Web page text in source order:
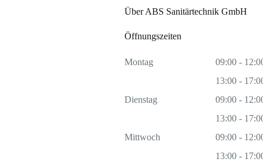
Über ABS Sanitärtechnik GmbH
Öffnungszeiten
Montag
09:00 -
13:00 -
Dienstag
09:00 -
13:00 -
Mittwoch
09:00 -
13:00 -